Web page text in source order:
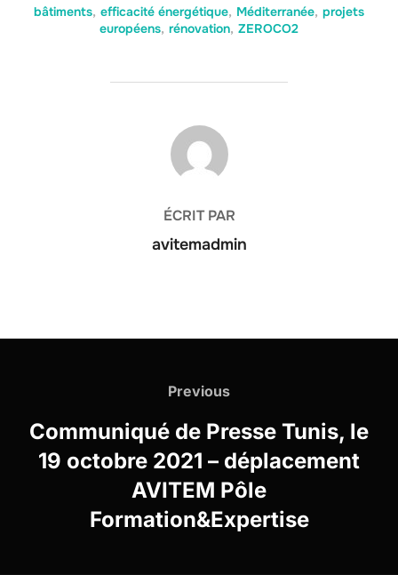
bâtiments, efficacité énergétique, Méditerranée, projets
européens, rénovation, ZEROCO2
AUTEUR DE LA PUBLICATION
ÉCRIT PAR
avitemadmin
l’article
Previous
Previous
Communiqué de Presse Tunis, le
19 octobre 2021 – déplacement
AVITEM Pôle
Formation&Expertise